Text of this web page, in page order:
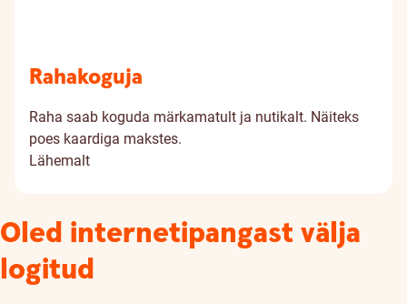
Rahakoguja
Raha saab koguda märkamatult ja nutikalt. Näiteks
poes kaardiga makstes.
Lähemalt
Oled internetipangast välja
logitud